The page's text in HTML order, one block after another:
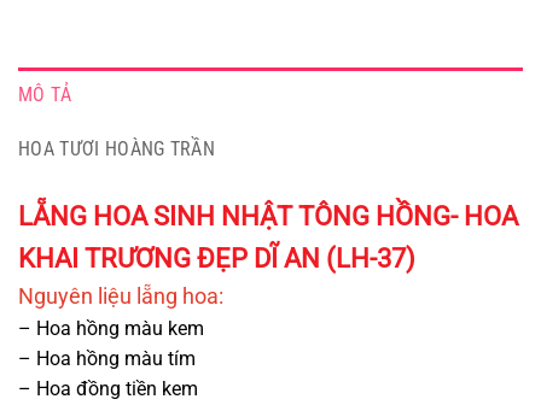
MÔ TẢ
HOA TƯƠI HOÀNG TRẦN
LẴNG HOA SINH NHẬT TÔNG HỒNG- HOA
KHAI TRƯƠNG ĐẸP DĨ AN (LH-37)
Nguyên liệu lẵng hoa:
– Hoa hồng màu kem
– Hoa hồng màu tím
– Hoa đồng tiền kem